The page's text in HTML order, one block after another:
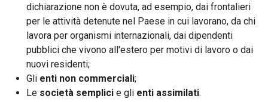
dichiarazione non è dovuta, ad esempio, dai frontalieri
per le attività detenute nel Paese in cui lavorano, da chi
lavora per organismi internazionali, dai dipendenti
pubblici che vivono all'estero per motivi di lavoro o dai
nuovi residenti;
Gli enti non commerciali;
Le società semplici e gli enti assimilati.